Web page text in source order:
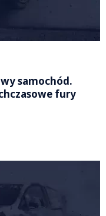
samochód.
fury